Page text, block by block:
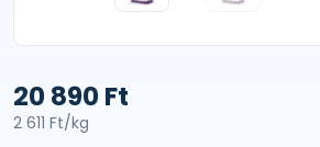
20 890 Ft
2 611 Ft/kg